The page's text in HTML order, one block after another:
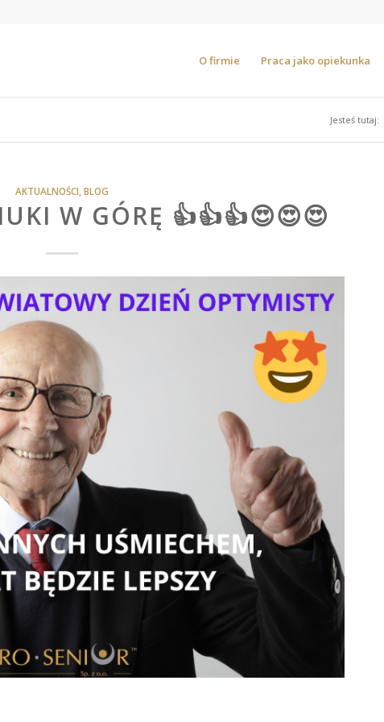
O firmie Praca jako opiekunka
Jesteś tutaj:
AKTUALNOŚCI ,BLOG
W GÓRĘ 👍👍👍😍😍😍